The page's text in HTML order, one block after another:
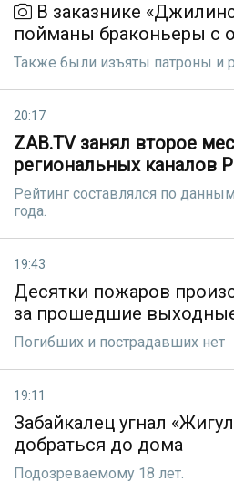
В заказнике
пойманы браконьеры с
Также были изъяты патроны и
20:17
ZAB.TV занял второе
региональных каналов
Рейтинг составлялся по
года.
19:43
Десятки пожаров
за прошедшие
Погибших и пострадавших нет
19:11
Забайкалец угнал
добраться до дома
Подозреваемому 18 лет.